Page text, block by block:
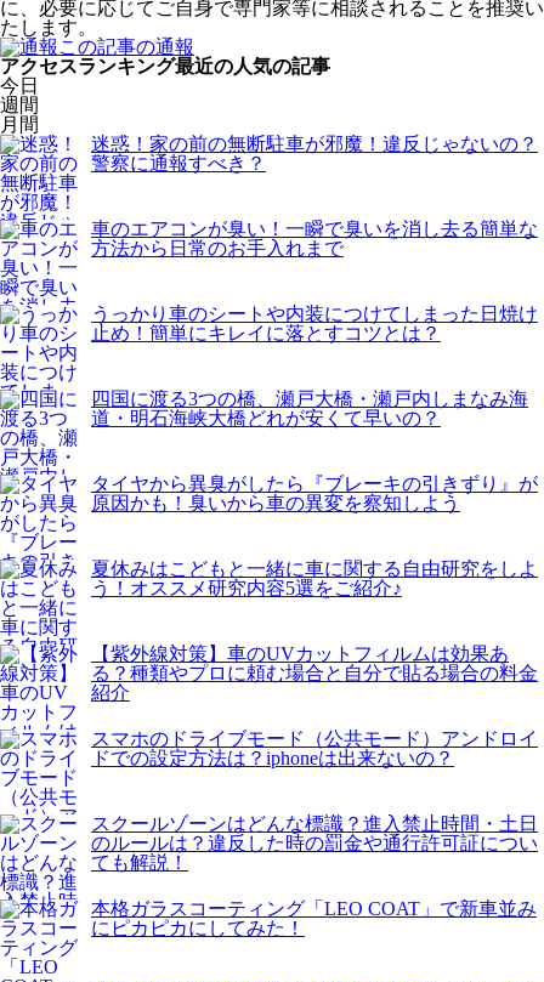
に、必要に応じてご自身で専門家等に相談されることを推奨い
たします。
この記事の通報
アクセスランキング最近の人気の記事
今日
週間
月間
迷惑！家の前の無断駐車が邪魔！違反じゃないの？
警察に通報すべき？
車のエアコンが臭い！一瞬で臭いを消し去る簡単な
方法から日常のお手入れまで
うっかり車のシートや内装につけてしまった日焼け
止め！簡単にキレイに落とすコツとは？
四国に渡る3つの橋、瀬戸大橋・瀬戸内しまなみ海
道・明石海峡大橋どれが安くて早いの？
タイヤから異臭がしたら『ブレーキの引きずり』が
原因かも！臭いから車の異変を察知しよう
夏休みはこどもと一緒に車に関する自由研究をしよ
う！オススメ研究内容5選をご紹介♪
【紫外線対策】車のUVカットフィルムは効果あ
る？種類やプロに頼む場合と自分で貼る場合の料金
紹介
スマホのドライブモード（公共モード）アンドロイ
ドでの設定方法は？iphoneは出来ないの？
スクールゾーンはどんな標識？進入禁止時間・土日
のルールは？違反した時の罰金や通行許可証につい
ても解説！
本格ガラスコーティング「LEO COAT」で新車並み
にピカピカにしてみた！